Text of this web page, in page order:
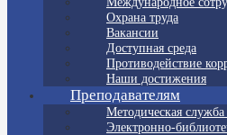
Охрана труда
Вакансии
Доступная среда
Противодействие
Наши достижения
Преподавателям
Методическая
Электронно-